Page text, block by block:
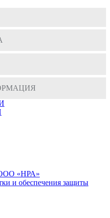
ООО «НРА»
и обеспечения защиты